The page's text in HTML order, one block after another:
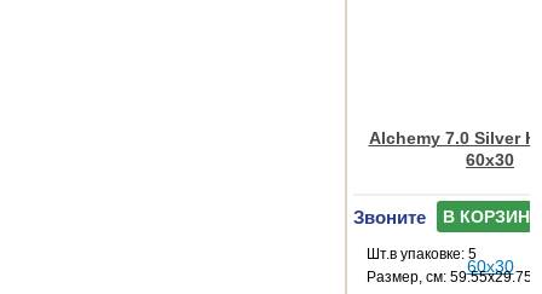
Alchemy 7.0 Silver
60x30
Звоните В КОРЗИНУ
Шт.в упаковке: 5
Размер, см: 59.55x29.75